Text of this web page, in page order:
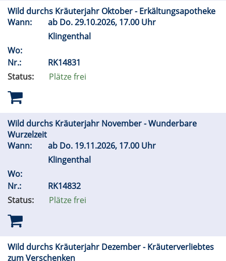
Wild durchs Kräuterjahr Oktober - Erkältungsapotheke
Wann:
ab Do.29.10.2026, 17.00 Uhr
Klingenthal
Wo:
Nr.:
RK14831
Status:
Plätze frei
Wild durchs Kräuterjahr November - Wunderbare
Wurzelzeit
Wann:
ab Do. 19.11.2026, 17.00 Uhr
Klingenthal
Wo:
Nr.:
RK14832
Status:
Plätze frei
Wild durchs Kräuterjahr Dezember - Kräuterverliebtes
zum Verschenken